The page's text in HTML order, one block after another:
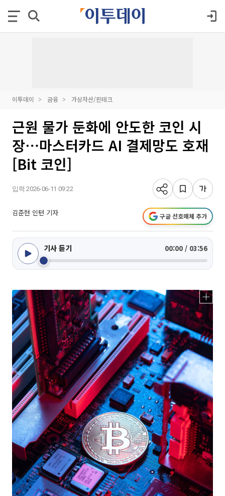
이투데이 금융 가상자산/핀테크
근원 물가 둔화에 안도한 코인 시
장⋯마스터카드 AI 결제망도 호재
[Bit 코인]
입력 2026-06-11 09:22
김준현 인턴 기자 구글 선호매체 추가
기사 듣기 00:00 / 03:56